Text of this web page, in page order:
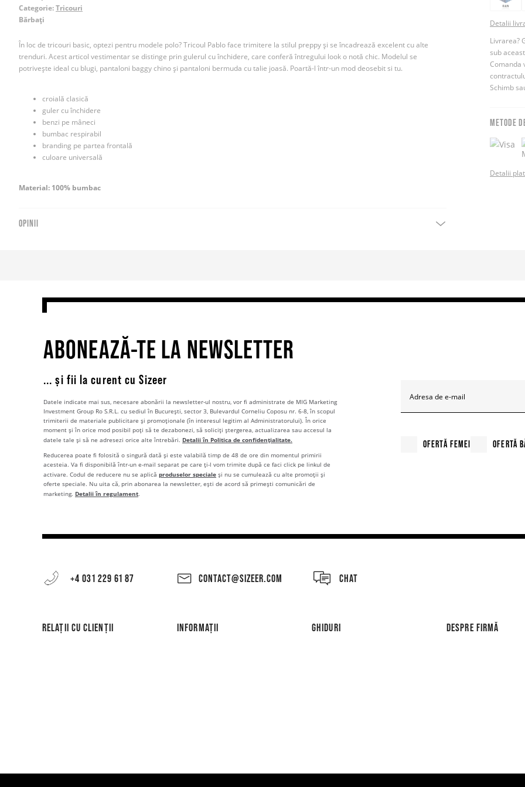
Categorie:Tricouri
Bărbați
În loc de tricouri basic, optezi pentru modele polo? Tricoul Pablo face trimitere la stilul preppy și se încadrează excelent cu alte
trenduri. Acest articol vestimentar se distinge prin gulerul cu închidere, care conferă întregului look o notă chic. Modelul se
potrivește ideal cu blugi, pantaloni baggy chino și pantaloni bermuda cu talie joasă. Poartă-l într-un mod deosebit si tu.
croială clasică
guler cu închidere
benzi pe mâneci
bumbac respirabil
branding pe partea frontală
culoare universală
Material: 100% bumbac
OPINII
Detalii
Livrarea?
sub
Comanda
Schimb
METODE
Detalii
ABONEAZĂ-TE LA NEWSLETTER
... și fii la curent cu Sizeer
Adresa de e-mail
OFERTĂ FEMEI OFERTĂ
Datele indicate mai sus, necesare abonării la newsletter-ul nostru, vor fi administrate de MIG Marketing
Investment Group Ro S.R.L. cu sediul în București, sector 3, Bulevardul Corneliu Coposu nr. 6-8, în scopul
trimiterii de materiale publicitare și promoționale (în interesul legitim al Administratorului). În orice
moment și în orice mod posibil poți să te dezabonezi, să soliciți ștergerea, actualizarea sau accesul la
datele tale și să ne adresezi orice alte întrebări. Detalii în Politica de confidențialitate.
Reducerea poate fi folosită o singură dată și este valabilă timp de 48 de ore din momentul primirii
acesteia. Va fi disponibilă într-un e-mail separat pe care ți-l vom trimite după ce faci click pe linkul de
activare. Codul de reducere nu se aplică produselor speciale și nu se cumulează cu alte promoții și
oferte speciale. Nu uita că, prin abonarea la newsletter, ești de acord să primești comunicări de
marketing. Detalii în regulament.
+4 031 229 61 87 CONTACT@SIZEER.COM CHAT
RELAȚII CU CLIENȚII INFORMAȚII GHIDURI DESPRE FIRMĂ